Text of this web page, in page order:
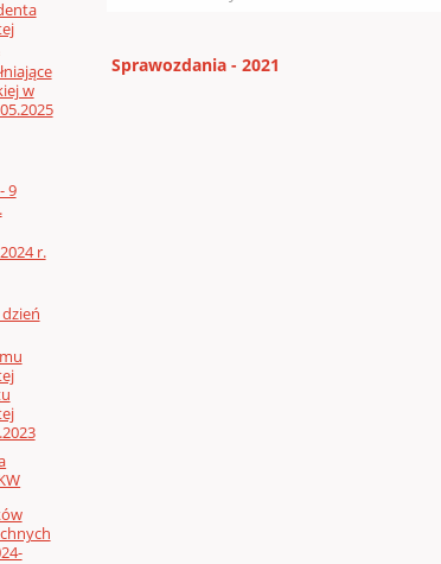
w
9
r.
Sprawozdania - 2021